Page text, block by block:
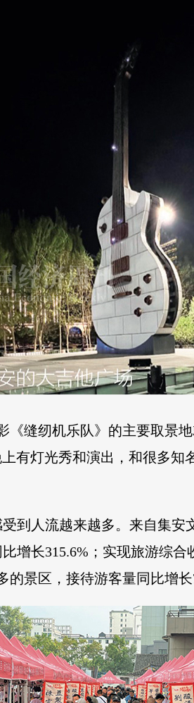
《缝纫机乐队》的主要取景
有灯光秀和演出，和很多
到人流越来越多。来自集
增长315.6%；实现旅游综
景区，接待游客量同比增长